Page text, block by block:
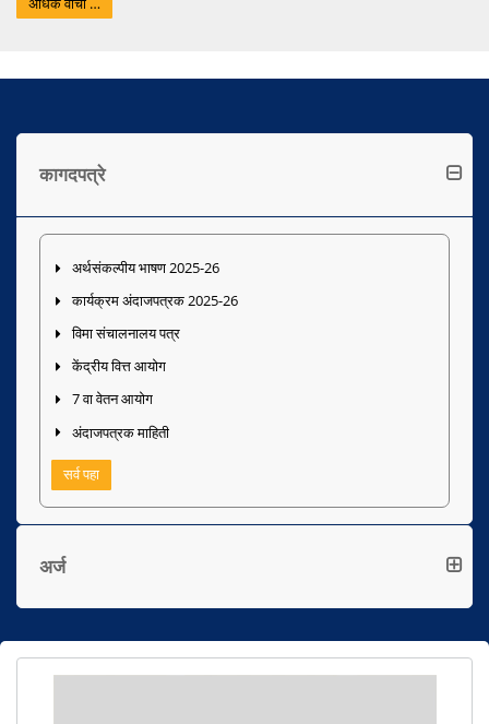
कागदपत्रे
अर्थसंकल्पीय भाषण 2025-26
कार्यक्रम अंदाजपत्रक 2025-26
विमा संचालनालय पत्र
केंद्रीय वित्त आयोग
7 वा वेतन आयोग
अंदाजपत्रक माहिती
सर्व पहा
अर्ज